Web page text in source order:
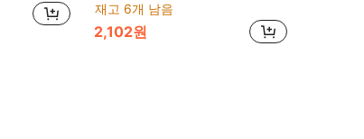
재고 6개 남음
2,102원